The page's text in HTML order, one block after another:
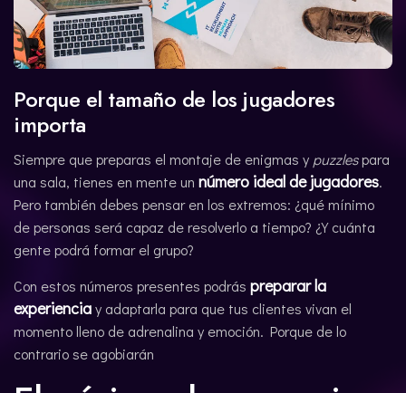
Porque el tamaño de los jugadores
importa
Siempre que preparas el montaje de enigmas y puzzlespara
una sala, tienes en mente un número ideal de jugadores.
Pero también debes pensar en los extremos: ¿qué mínimo
de personas será capaz de resolverlo a tiempo? ¿Y cuánta
gente podrá formar el grupo?
Con estos números presentes podrás preparar la
experienciay adaptarla para que tus clientes vivan el
momento lleno de adrenalina y emoción. Porque de lo
contrario se agobiarán